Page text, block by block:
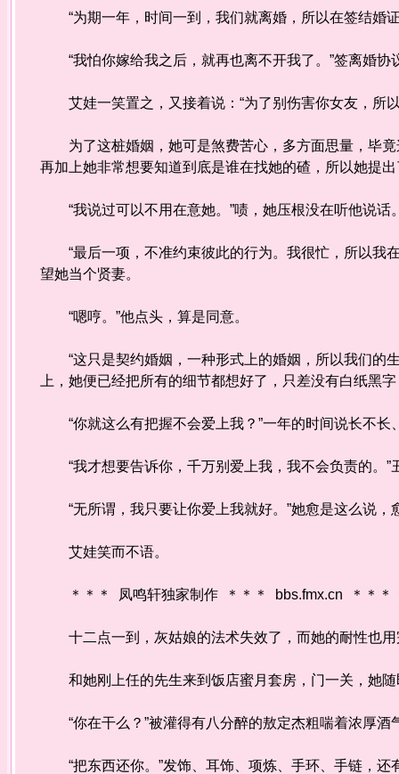
“为期一年，时间一到，我们就离婚，所以在签结婚
“我怕你嫁给我之后，就再也离不开我了。”签离婚协
艾娃一笑置之，又接着说：“为了别伤害你女友，所以
为了这桩婚姻，她可是煞费苦心，多方面思量，毕竟
再加上她非常想要知道到底是谁在找她的碴，所以她提
“我说过可以不用在意她。”啧，她压根没在听他说话
“最后一项，不准约束彼此的行为。我很忙，所以我
望她当个贤妻。
“嗯哼。”他点头，算是同意。
“这只是契约婚姻，一种形式上的婚姻，所以我们的
上，她便已经把所有的细节都想好了，只差没有白纸黑
“你就这么有把握不会爱上我？”一年的时间说长不长
“我才想要告诉你，千万别爱上我，我不会负责的。”
“无所谓，我只要让你爱上我就好。”她愈是这么说，
艾娃笑而不语。
＊＊＊ 凤鸣轩独家制作 ＊＊＊ bbs.fmx.cn ＊＊＊
十二点一到，灰姑娘的法术失效了，而她的耐性也用
和她刚上任的先生来到饭店蜜月套房，门一关，她随
“你在干么？”被灌得有八分醉的敖定杰粗喘着浓厚酒
“把东西还你。”发饰、耳饰、项炼、手环、手链，